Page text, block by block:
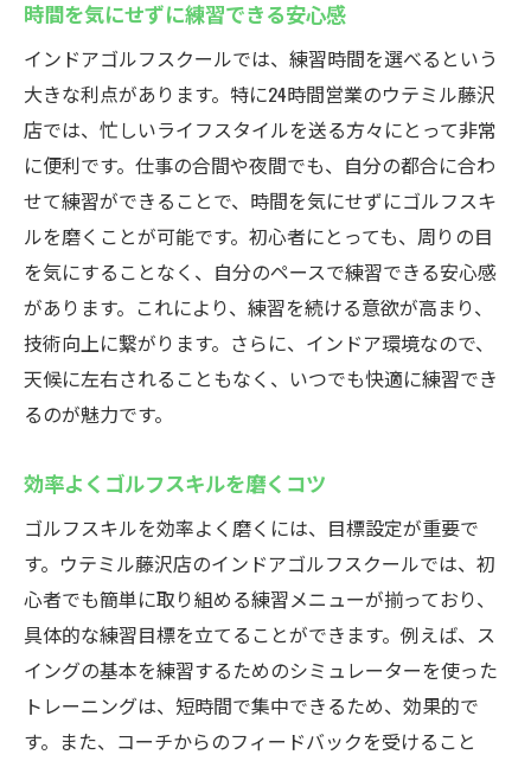
時間を気にせずに練習できる安心感
インドアゴルフスクールでは、練習時間を選べるという
大きな利点があります。特に24時間営業のウテミル藤沢
店では、忙しいライフスタイルを送る方々にとって非常
に便利です。仕事の合間や夜間でも、自分の都合に合わ
せて練習ができることで、時間を気にせずにゴルフスキ
ルを磨くことが可能です。初心者にとっても、周りの目
を気にすることなく、自分のペースで練習できる安心感
があります。これにより、練習を続ける意欲が高まり、
技術向上に繋がります。さらに、インドア環境なので、
天候に左右されることもなく、いつでも快適に練習でき
るのが魅力です。
効率よくゴルフスキルを磨くコツ
ゴルフスキルを効率よく磨くには、目標設定が重要で
す。ウテミル藤沢店のインドアゴルフスクールでは、初
心者でも簡単に取り組める練習メニューが揃っており、
具体的な練習目標を立てることができます。例えば、ス
イングの基本を練習するためのシミュレーターを使った
トレーニングは、短時間で集中できるため、効果的で
す。また、コーチからのフィードバックを受けること